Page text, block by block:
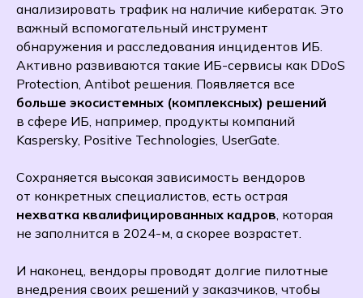
анализировать трафик на наличие кибератак. Это
важный вспомогательный инструмент
обнаружения и расследования инцидентов ИБ.
Активно развиваются такие ИБ-сервисы как DDoS
Protection, Antibot решения. Появляется все
больше экосистемных (комплексных) решений
в сфере ИБ, например, продукты компаний
Kaspersky, Positive Technologies, UserGate.
Сохраняется высокая зависимость вендоров
от конкретных специалистов, есть острая
нехватка квалифицированных кадров, которая
не заполнится в 2024-м, а скорее возрастет.
И наконец, вендоры проводят долгие пилотные
внедрения своих решений у заказчиков, чтобы